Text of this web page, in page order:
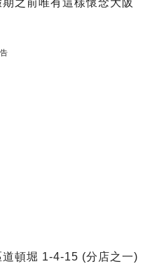
之前唯有這樣懷念大阪
頓堀 1-4-15 (分店之一)